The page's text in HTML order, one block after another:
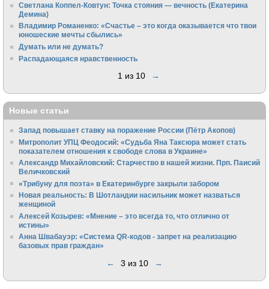
Светлана Коппел-Ковтун: Точка стояния — вечность (Екатерина
Демина)
Владимир Романенко: «Счастье – это когда оказывается что твои
юношеские мечты сбылись»
Думать или не думать?
Распадающаяся нравственность
1 из 10 →
Новые статьи
Запад повышает ставку на поражение России (Пётр Акопов)
Митрополит УПЦ Феодосий: «Судьба Яна Таксюра может стать
показателем отношения к свободе слова в Украине»
Алек­сандр Михайловский: Старчество в нашей жизни. Прп. Паисий
Величковский
«Трибуну для поэта» в Екатеринбурге закрыли забором
Новая реальность: В Шотландии насильник может назваться
женщиной
Алексей Козырев: «Мнение – это всегда то, что отлично от
истины»
Анна Швабауэр: «Система QR-кодов - запрет на реализацию
базовых прав граждан»
← 3 из 10 →